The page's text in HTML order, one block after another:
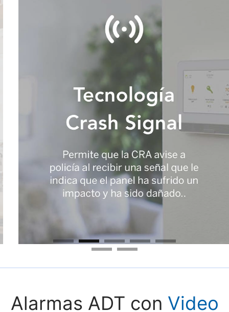
Alarmas ADT con Video